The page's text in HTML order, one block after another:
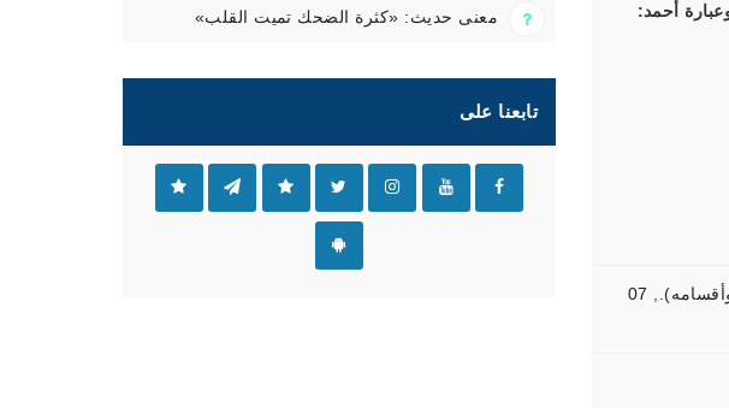
أحمد:
07
معنى حديث: «كثرة الضحك تميت القلب»
تابعنا على